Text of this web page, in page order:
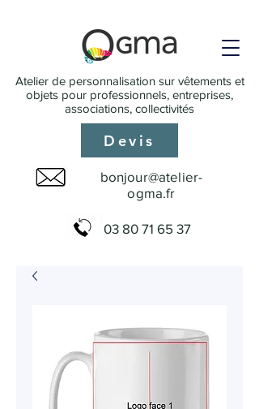
Atelier de personnalisation sur vêtements et
objets pour professionnels, entreprises,
associations, collectivités
bonjour@atelier-
ogma.fr
03 80 71 65 37
Devis